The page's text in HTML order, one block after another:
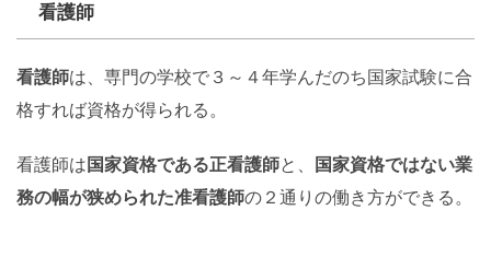
看護師
看護師は、専門の学校で３～４年学んだのち国家試験に合
格すれば資格が得られる。
看護師は 国家資格である正看護師と、
国家資格ではない業
務の幅が狭められた准看護師の２通りの働き方ができる。